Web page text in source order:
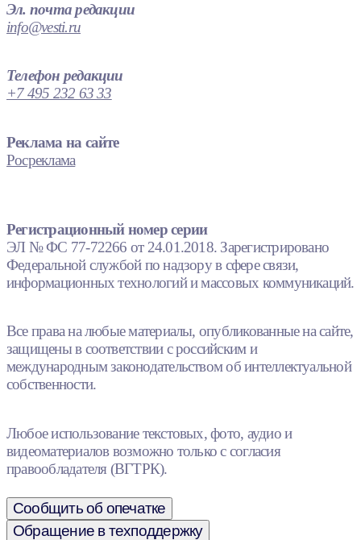
Эл. почта редакции
info@vesti.ru
Телефон редакции
+7 495 232 63 33
Реклама на сайте
Росреклама
Регистрационный номер серии
ЭЛ № ФС 77-72266 от 24.01.2018. Зарегистрировано
Федеральной службой по надзору в сфере связи,
информационных технологий и массовых коммуникаций.
Все права на любые материалы, опубликованные на сайте,
защищены в соответствии с российским и
международным законодательством об интеллектуальной
собственности.
Любое использование текстовых, фото, аудио и
видеоматериалов возможно только с согласия
правообладателя (ВГТРК).
Сообщить об опечатке
Обращение в техподдержку